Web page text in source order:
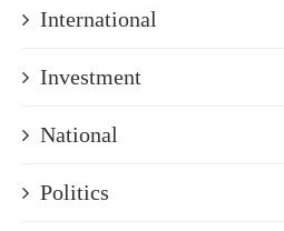
International
Investment
National
Politics